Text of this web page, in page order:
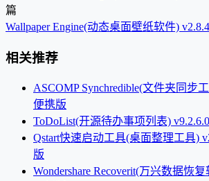
篇
Wallpaper Engine(动态桌面壁纸软件)
相关推荐
ASCOMP Synchredible(文件夹同步
便携版
ToDoList(开源待办事项列表)
Qstart快速启动工具(桌面整理工具)
版
Wondershare Recoverit(万兴数据恢